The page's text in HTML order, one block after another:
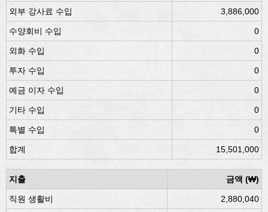
외부 강사료 수입 3,886,000
수양회비 수입 0
외화 수입 0
투자 수입 0
예금 이자 수입 0
기타 수입 0
특별 수입 0
합계 15,501,000
지출 금액 (₩)
직원 생활비 2,880,040